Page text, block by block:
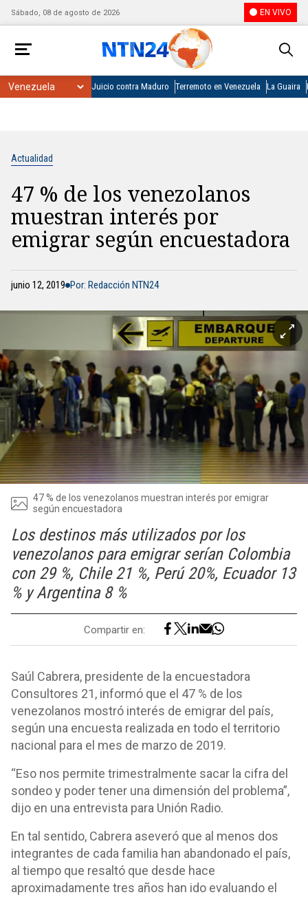
Sábado, 08 de agosto de 2026 EN VIVO
Juicio contra Maduro Terremoto en Venezuela La Guaira
Actualidad
47 % de los venezolanos
muestran interés por
emigrar según encuestadora
junio 12, 2019 Por: Redacción NTN24
47 % de los venezolanos muestran interés por emigrar
según encuestadora
Los destinos más utilizados por los
venezolanos para emigrar serían Colombia
con 29 %, Chile 21 %, Perú 20%, Ecuador 13
% y Argentina 8 %
Compartir en:
Saúl Cabrera, presidente de la encuestadora
Consultores 21, informó que el 47 % de los
venezolanos mostró interés de emigrar del país,
según una encuesta realizada en todo el territorio
nacional para el mes de marzo de 2019.
“Eso nos permite trimestralmente sacar la cifra del
sondeo y poder tener una dimensión del problema”,
dijo en una entrevista para Unión Radio.
En tal sentido, Cabrera aseveró que al menos dos
integrantes de cada familia han abandonado el país,
al tiempo que resaltó que desde hace
aproximadamente tres años han ido evaluando el